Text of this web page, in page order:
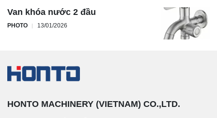
Van khóa nước 2 đầu
PHOTO 13/01/2026
HONTO MACHINERY (VIETNAM) CO.,LTD.